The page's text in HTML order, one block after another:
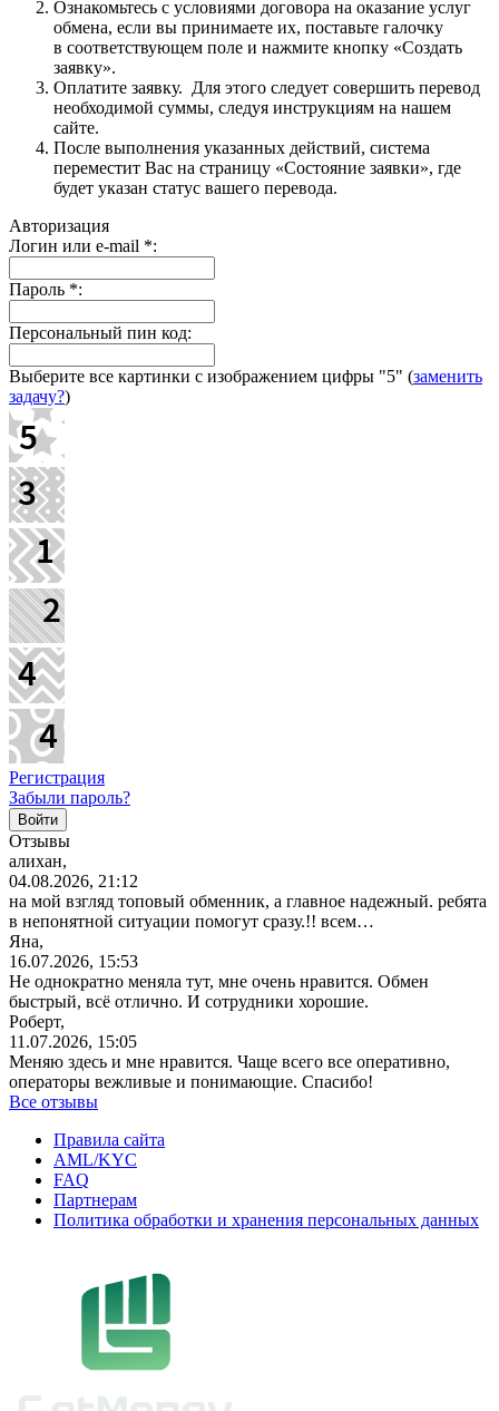
Ознакомьтесь с условиями договора на оказание услуг
обмена, если вы принимаете их, поставьте галочку
в соответствующем поле и нажмите кнопку «Создать
заявку».
Оплатите заявку. Для этого следует совершить перевод
необходимой суммы, следуя инструкциям на нашем
сайте.
После выполнения указанных действий, система
переместит Вас на страницу «Состояние заявки», где
будет указан статус вашего перевода.
Авторизация
Логин или e-mail *:
Пароль *:
Персональный пин код:
Выберите все картинки с изображением цифры "5" (заменить
задачу?)
Регистрация
Забыли пароль?
Отзывы
алихан,
04.08.2026, 21:12
на мой взгляд топовый обменник, а главное надежный. ребята
в непонятной ситуации помогут сразу.!! всем…
Яна,
16.07.2026, 15:53
Не однократно меняла тут, мне очень нравится. Обмен
быстрый, всё отлично. И сотрудники хорошие.
Роберт,
11.07.2026, 15:05
Меняю здесь и мне нравится. Чаще всего все оперативно,
операторы вежливые и понимающие. Спасибо!
Все отзывы
Правила сайта
AML/KYC
FAQ
Партнерам
Политика обработки и хранения персональных данных